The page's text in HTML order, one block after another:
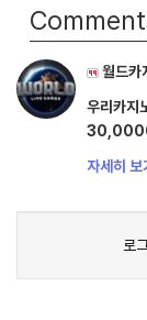
월드카
우리카지
자세히 보
로